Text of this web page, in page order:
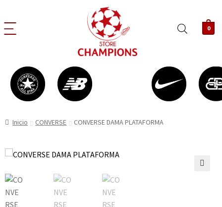
0
Inicio CONVERSE CONVERSE DAMA PLATAFORMA